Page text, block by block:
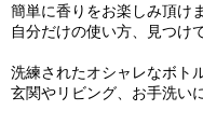
簡単に香りをお楽しみ頂けま
自分だけの使い方、見つけ
洗練されたオシャレなボト
玄関やリビング、お手洗い